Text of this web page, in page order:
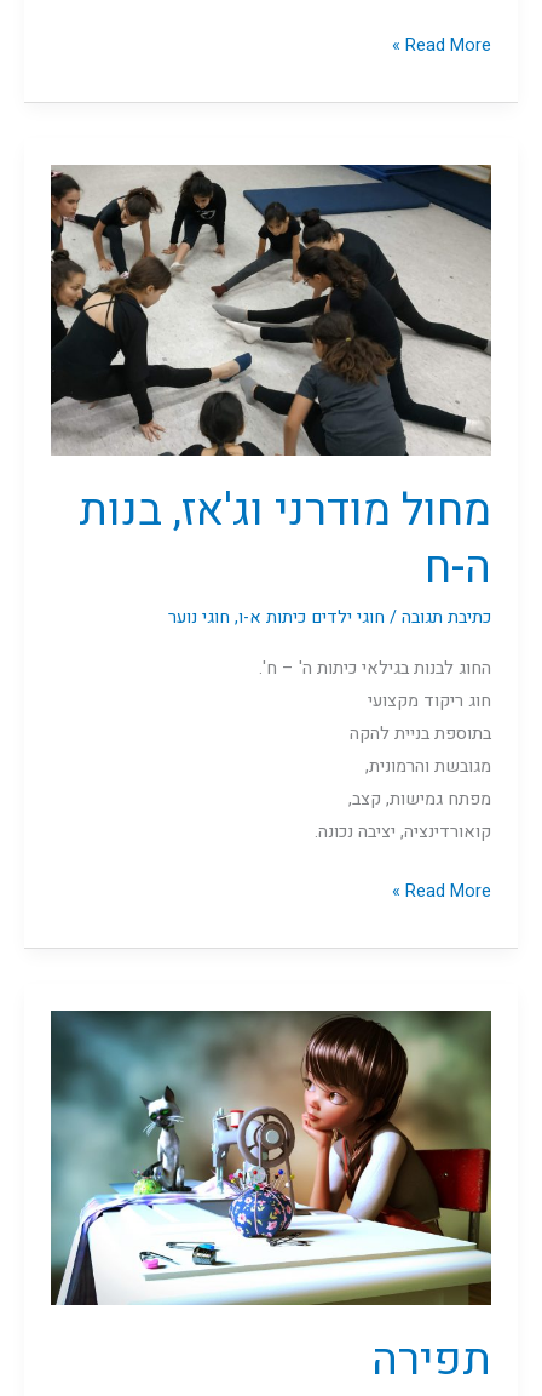
Read More »
מחול מודרני וג'אז, בנות
ה-ח
כתיבת תגובה/ חוגי ילדים כיתות א-ו, חוגי נוער
החוג לבנות בגילאי כיתות ה' – ח'.
חוג ריקוד מקצועי
בתוספת בניית להקה
מגובשת והרמונית,
מפתח גמישות, קצב,
קואורדינציה, יציבה נכונה.
מחול
מודרני
Read More »
תפירה
תפירה